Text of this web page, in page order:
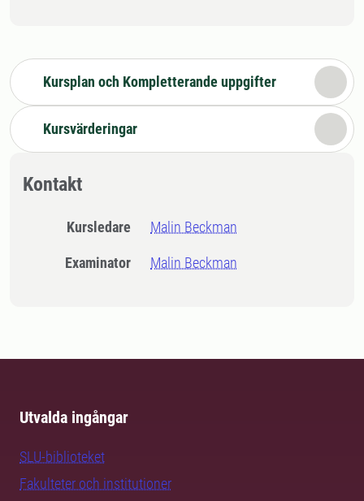
Kursplan och Kompletterande uppgifter
Kursvärderingar
Kontakt
Kursledare Malin Beckman
Examinator Malin Beckman
Utvalda ingångar
SLU-biblioteket
Fakulteter och institutioner